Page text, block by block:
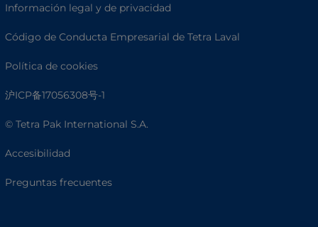
Información legal y de privacidad
Código de Conducta Empresarial de Tetra Laval
Política de cookies
沪ICP备17056308号-1
© Tetra Pak International S.A.
Accesibilidad
Preguntas frecuentes